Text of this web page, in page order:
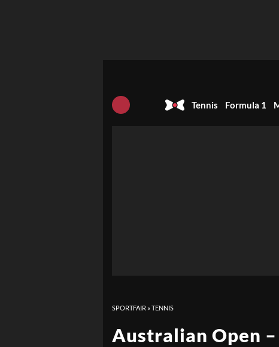
Tennis Formula 1
SPORTFAIR »TENNIS
Australian Open